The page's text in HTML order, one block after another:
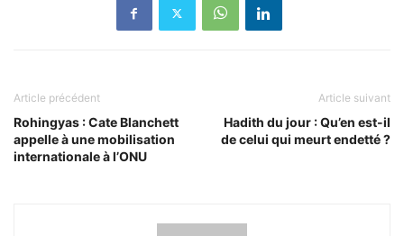
Article précédent
Rohingyas : Cate Blanchett
appelle à une mobilisation
internationale à l’ONU
Article suivant
Hadith du jour : Qu’en est-il
de celui qui meurt endetté ?